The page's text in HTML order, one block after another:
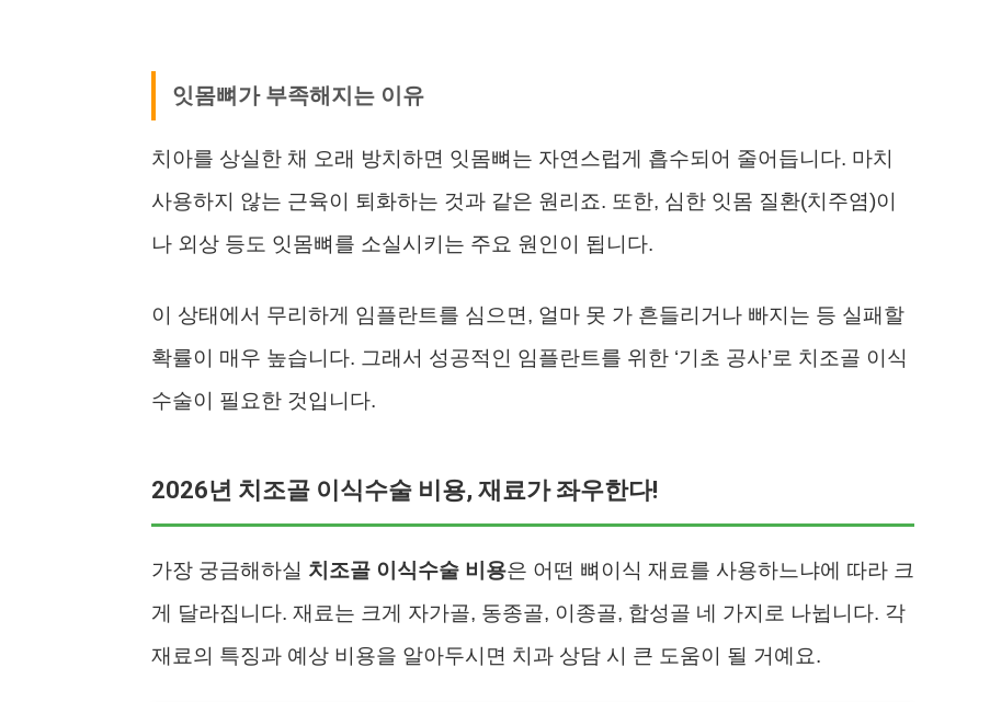
잇몸뼈가 부족해지는 이유
치아를 상실한 채 오래 방치하면 잇몸뼈는 자연스럽게 흡수되어 줄어듭니다. 마치
사용하지 않는 근육이 퇴화하는 것과 같은 원리죠. 또한, 심한 잇몸 질환(치주염)이
나 외상 등도 잇몸뼈를 소실시키는 주요 원인이 됩니다.
이 상태에서 무리하게 임플란트를 심으면, 얼마 못 가 흔들리거나 빠지는 등 실패할
확률이 매우 높습니다. 그래서 성공적인 임플란트를 위한 ‘기초 공사’로 치조골 이식
수술이 필요한 것입니다.
2026년 치조골 이식수술 비용, 재료가 좌우한다!
가장 궁금해하실 치조골 이식수술 비용은 어떤 뼈이식 재료를 사용하느냐에 따라 크
게 달라집니다. 재료는 크게 자가골, 동종골, 이종골, 합성골 네 가지로 나뉩니다. 각
재료의 특징과 예상 비용을 알아두시면 치과 상담 시 큰 도움이 될 거예요.